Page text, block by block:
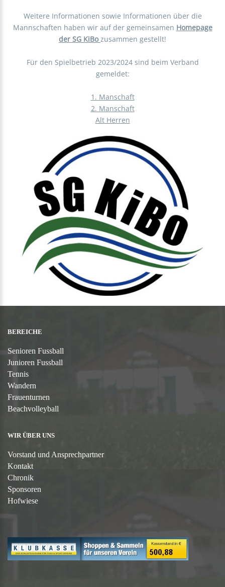
Weitere Informationen sowie Informationen über die
Mannschaften haben wir auf der gemeinsamen Homepage
der SG KiBo zusammen gestellt!
Für den Spielbetrieb 2023/2024 sind beim Verband
gemeldet:
1. Manschaft
2. Manschaft
Alt Herren
BEREICHE
Senioren Fussball
Junioren Fussball
Tennis
Wandern
Frauenturnen
Beachvolleyball
WIR ÜBER UNS
Vorstand und Ansprechpartner
Kontakt
Chronik
Sponsoren
Hofwiese